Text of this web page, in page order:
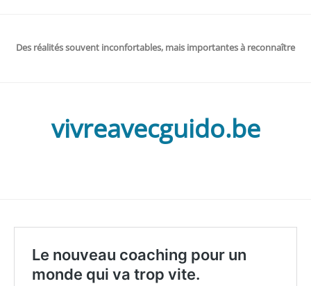
Des réalités souvent inconfortables, mais importantes à reconnaître
vivreavecguido.be